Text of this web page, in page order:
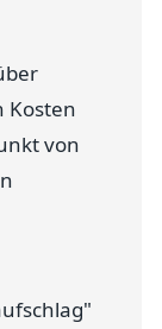
Kosten
von